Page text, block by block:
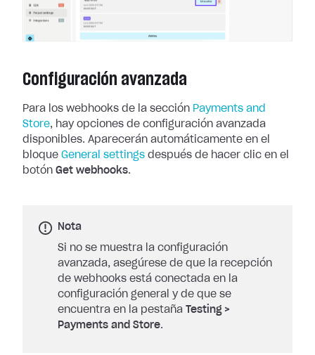
Configuración avanzada
Para los webhooks de la sección Payments and
Store, hay opciones de configuración avanzada
disponibles. Aparecerán automáticamente en el
bloque General settings después de hacer clic en el
botón Get webhooks.
Nota
Si no se muestra la configuración
avanzada, asegúrese de que la recepción
de webhooks está conectada en la
configuración general y de que se
encuentra en la pestaña
Testing >
Payments and Store.